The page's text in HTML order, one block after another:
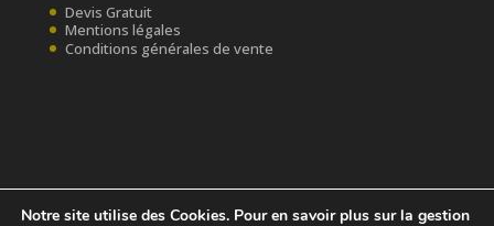
Devis Gratuit
Mentions légales
Conditions générales de vente
Notre site utilise des Cookies. Pour en savoir plus sur la gestion